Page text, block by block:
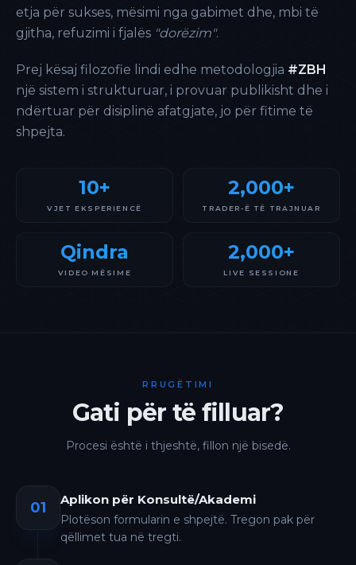
etja për sukses, mësimi nga gabimet dhe, mbi të
gjitha, refuzimi i fjalës "dorëzim".
Prej kësaj filozofie lindi edhe metodologjia #ZBH
një sistem i strukturuar, i provuar publikisht dhe i
ndërtuar për disiplinë afatgjate, jo për fitime të
shpejta.
10+
VJET EKSPERIENCË
2,000+
TRADER-Ë TË TRAJNUAR
Qindra
VIDEO MËSIME
2,000+
LIVE SESSIONE
RRUGËTIMI
Gati për të filluar?
Procesi është i thjeshtë, fillon një bisedë.
01 Aplikon për Konsultë/Akademi
Plotëson formularin e shpejtë. Tregon pak për
qëllimet tua në tregti.